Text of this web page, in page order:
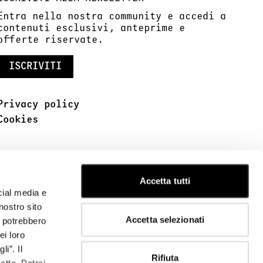
media e
sito
loro
Il
Accetta tutti
Accetta selezionati
Rifiuta
nella nostra community e accedi a
esclusivi, anteprime e
riservate.
ISCRIVITI
policy